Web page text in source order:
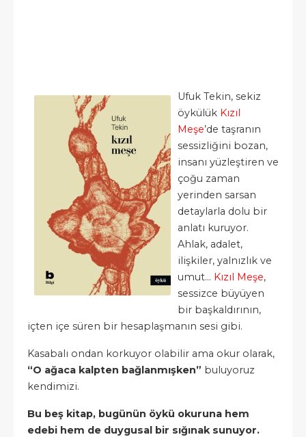
Ufuk Tekin, sekiz
öykülük Kızıl
Meşe’de taşranın
sessizliğini bozan,
insanı yüzleştiren ve
çoğu zaman
yerinden sarsan
detaylarla dolu bir
anlatı kuruyor.
Ahlak, adalet,
ilişkiler, yalnızlık ve
umut… Kızıl Meşe,
sessizce büyüyen
bir başkaldırının,
içten içe süren bir hesaplaşmanın sesi gibi.
Kasabalı ondan korkuyor olabilir ama okur olarak,
“O ağaca kalpten bağlanmışken” buluyoruz
kendimizi.
Bu beş kitap, bugünün öykü okuruna hem
edebi hem de duygusal bir sığınak sunuyor.